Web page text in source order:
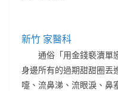
新竹 家醫科
通俗「用金錢褻瀆單
身邊所有的過期甜甜圈丟
嚏、流鼻涕、流眼淚、鼻